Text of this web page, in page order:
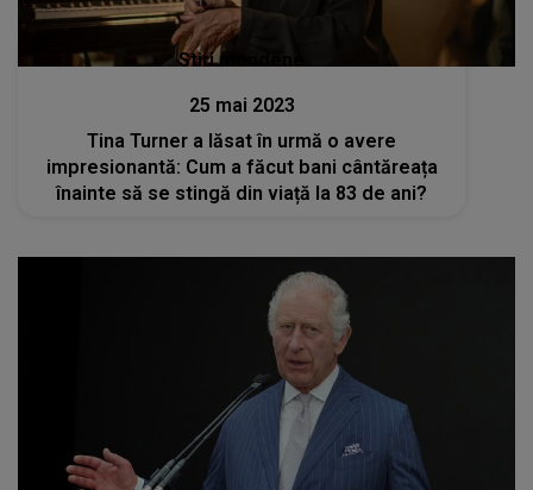
Stiri mondene
25 mai 2023
Tina Turner a lăsat în urmă o avere
impresionantă: Cum a făcut bani cântăreața
înainte să se stingă din viață la 83 de ani?